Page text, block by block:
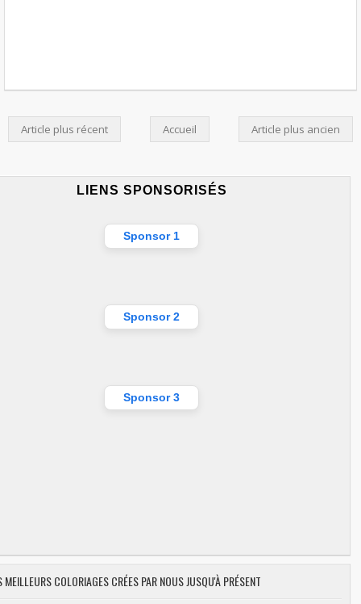
Article plus récent Article plus ancien
Accueil
LIENS SPONSORISÉS
Sponsor 1
Sponsor 2
Sponsor 3
MEILLEURS COLORIAGES CRÉES PAR NOUS JUSQU'À PRÉSENT